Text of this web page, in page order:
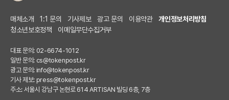
매체소개 1:1 문의 기사제보 광고 문의 이용약관
개인정보처리방침
청소년보호정책
이메일무단수집거부
대표 문의: 02-6674-1012
일반 문의: cs@tokenpost.kr
광고 문의: info@tokenpost.kr
기사 제보: press@tokenpost.kr
주소: 서울시 강남구 논현로 614 ARTISAN 빌딩 6층, 7층